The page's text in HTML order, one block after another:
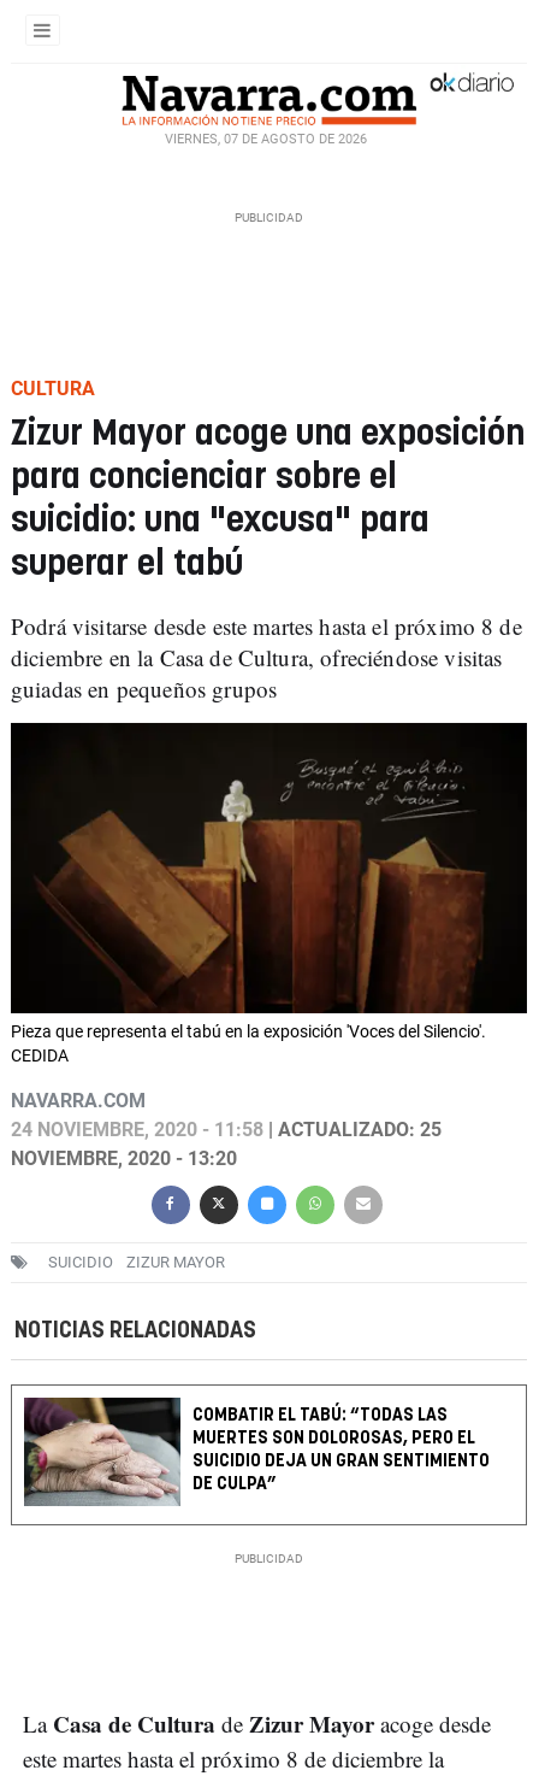
VIERNES, 07 DE AGOSTO DE 2026
CULTURA
Zizur Mayor acoge una exposición
para concienciar sobre el
suicidio: una "excusa" para
superar el tabú
Podrá visitarse desde este martes hasta el próximo 8 de
diciembre en la Casa de Cultura, ofreciéndose visitas
guiadas en pequeños grupos
Pieza que representa el tabú en la exposición 'Voces del Silencio'.
CEDIDA
NAVARRA.COM
24 NOVIEMBRE, 2020 - 11:58 | ACTUALIZADO: 25
NOVIEMBRE, 2020 - 13:20
SUICIDIO ZIZUR MAYOR
NOTICIAS RELACIONADAS
COMBATIR EL TABÚ: “TODAS LAS
MUERTES SON DOLOROSAS, PERO EL
SUICIDIO DEJA UN GRAN SENTIMIENTO
DE CULPA”
La Casa de Cultura de Zizur Mayoracoge desde
este martes hasta el próximo 8 de diciembre la